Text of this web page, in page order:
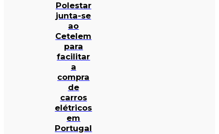
Polestar
junta-se
ao
Cetelem
para
facilitar
a
compra
de
carros
elétricos
em
Portugal